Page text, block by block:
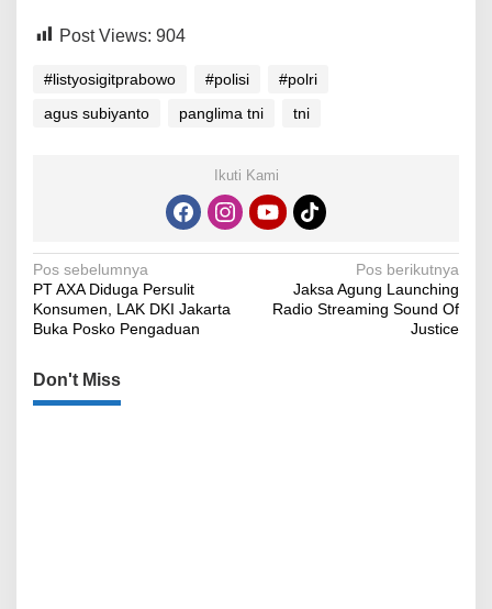
Post Views: 904
#listyosigitprabowo #polisi
#polri
agus subiyanto
panglima tni tni
Ikuti Kami
Navigasi
pos
Pos sebelumnya
PT AXA Diduga Persulit
Konsumen, LAK DKI Jakarta
Buka Posko Pengaduan
Pos berikutnya
Jaksa Agung Launching
Radio Streaming Sound Of
Justice
Don't Miss